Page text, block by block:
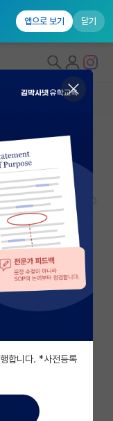
앱으로 보기 닫기
넷 유학교육 후
합니다. *사전등록